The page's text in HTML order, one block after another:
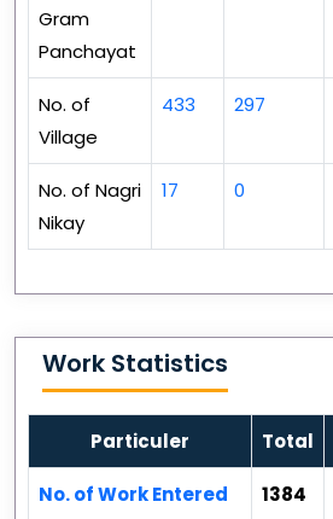
Gram
Panchayat
No. of
Village
433 297
No. of Nagri
Nikay
17 0
Work Statistics
Particuler Total
No. of Work Entered 1384